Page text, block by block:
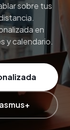
sobre tus
en
y calendario.